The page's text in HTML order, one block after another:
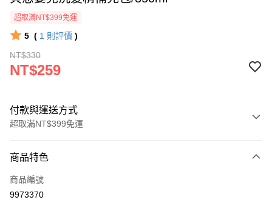
超取滿NT$399免運
5 ( 1 則評價 )
NT$330
NT$259
付款與運送方式
超取滿NT$399免運
icash Pay
信用卡一次付款
商品特色
商品編號
9973370